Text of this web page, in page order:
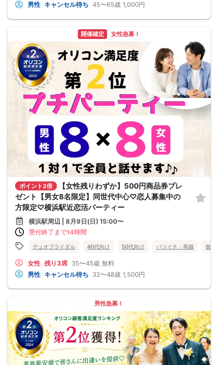
男性 キャンセル待ち 45〜65歳 1,000円
開催確定 女性急募！
ポイント2倍
【女性残りわずか】500円商品券プレ
ゼント【男女8名限定】同世代中心♡恋人募集中の
方限定♡横浜駅近恋活パーティー
横浜駅周辺 | 8月9日(日) 15:00〜
受付終了まで14時間
デュオブライダル 40代向け 50代向け バツイチ・再婚 個室
女性 残り3席 35〜45歳 無料
男性 キャンセル待ち 32〜48歳 1,500円
男性急募！